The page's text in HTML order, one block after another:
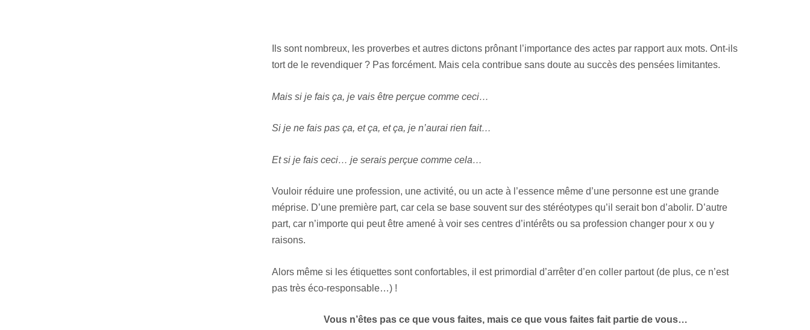
Ils sont nombreux, les proverbes et autres dictons prônant l’importance des actes par rapport aux mots. Ont-ils
tort de le revendiquer ? Pas forcément. Mais cela contribue sans doute au succès des pensées limitantes.
Mais si je fais ça, je vais être perçue comme ceci…
Si je ne fais pas ça, et ça, et ça, je n’aurai rien fait…
Et si je fais ceci… je serais perçue comme cela…
Vouloir réduire une profession, une activité, ou un acte à l’essence même d’une personne est une grande
méprise. D’une première part, car cela se base souvent sur des stéréotypes qu’il serait bon d’abolir. D’autre
part, car n’importe qui peut être amené à voir ses centres d’intérêts ou sa profession changer pour x ou y
raisons.
Alors même si les étiquettes sont confortables, il est primordial d’arrêter d’en coller partout (de plus, ce n’est
pas très éco-responsable…) !
Vous n’êtes pas ce que vous faites, mais ce que vous faites fait partie de vous…